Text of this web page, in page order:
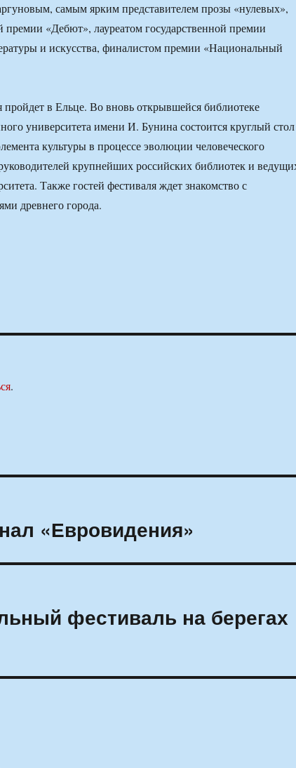
самым ярким представителем прозы «нулевых»,
премии «Дебют», лауреатом государственной премии
и искусства, финалистом премии «Национальный
пройдет в Ельце. Во вновь открывшейся библиотеке
университета имени И. Бунина состоится круглый стол
культуры в процессе эволюции человеческого
крупнейших российских библиотек и
Также гостей фестиваля ждет знакомство с
древнего города.
.
«Евровидения»
фестиваль на берегах